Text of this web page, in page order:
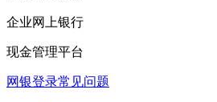
企业网上银行
现金管理平台
网银登录常见问题